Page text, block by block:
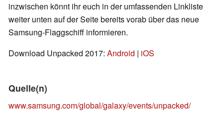
inzwischen könnt ihr euch in der umfassenden Linkliste
weiter unten auf der Seite bereits vorab über das neue
Samsung-Flaggschiff informieren.
Download Unpacked 2017: Android | iOS
Quelle(n)
www.samsung.com/global/galaxy/events/unpacked/